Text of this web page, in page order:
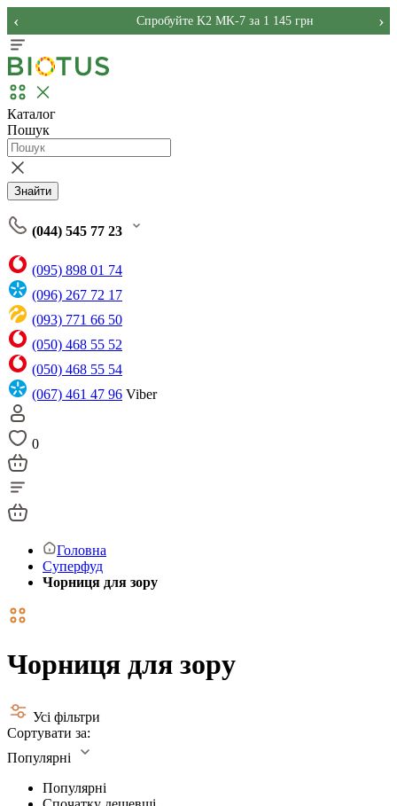
Спробуйте K2 MK-7 за 1 145 грн
‹ ›
Каталог
Пошук
Знайти
(044) 545 77 23
(095) 898 01 74
(096) 267 72 17
(093) 771 66 50
(050) 468 55 52
(050) 468 55 54
(067) 461 47 96 Viber
0
Головна
Суперфуд
Чорниця для зору
Чорниця для зору
Усі фільтри
Сортувати за:
Популярні
Популярні